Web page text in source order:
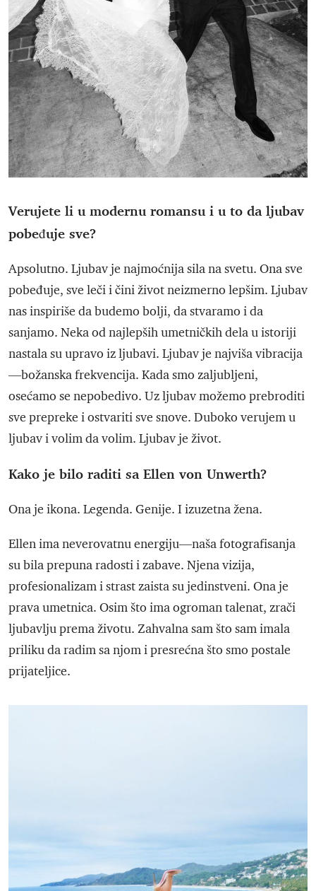
Verujete li u modernu romansu i u to da ljubav
pobeđuje sve?
Apsolutno. Ljubav je najmoćnija sila na svetu. Ona sve
pobeđuje, sve leči i čini život neizmerno lepšim. Ljubav
nas inspiriše da budemo bolji, da stvaramo i da
sanjamo. Neka od najlepših umetničkih dela u istoriji
nastala su upravo iz ljubavi. Ljubav je najviša vibracija
—božanska frekvencija. Kada smo zaljubljeni,
osećamo se nepobedivo. Uz ljubav možemo prebroditi
sve prepreke i ostvariti sve snove. Duboko verujem u
ljubav i volim da volim. Ljubav je život.
Kako je bilo raditi sa Ellen von Unwerth?
Ona je ikona. Legenda. Genije. I izuzetna žena.
Ellen ima neverovatnu energiju—naša fotografisanja
su bila prepuna radosti i zabave. Njena vizija,
profesionalizam i strast zaista su jedinstveni. Ona je
prava umetnica. Osim što ima ogroman talenat, zrači
ljubavlju prema životu. Zahvalna sam što sam imala
priliku da radim sa njom i presrećna što smo postale
prijateljice.